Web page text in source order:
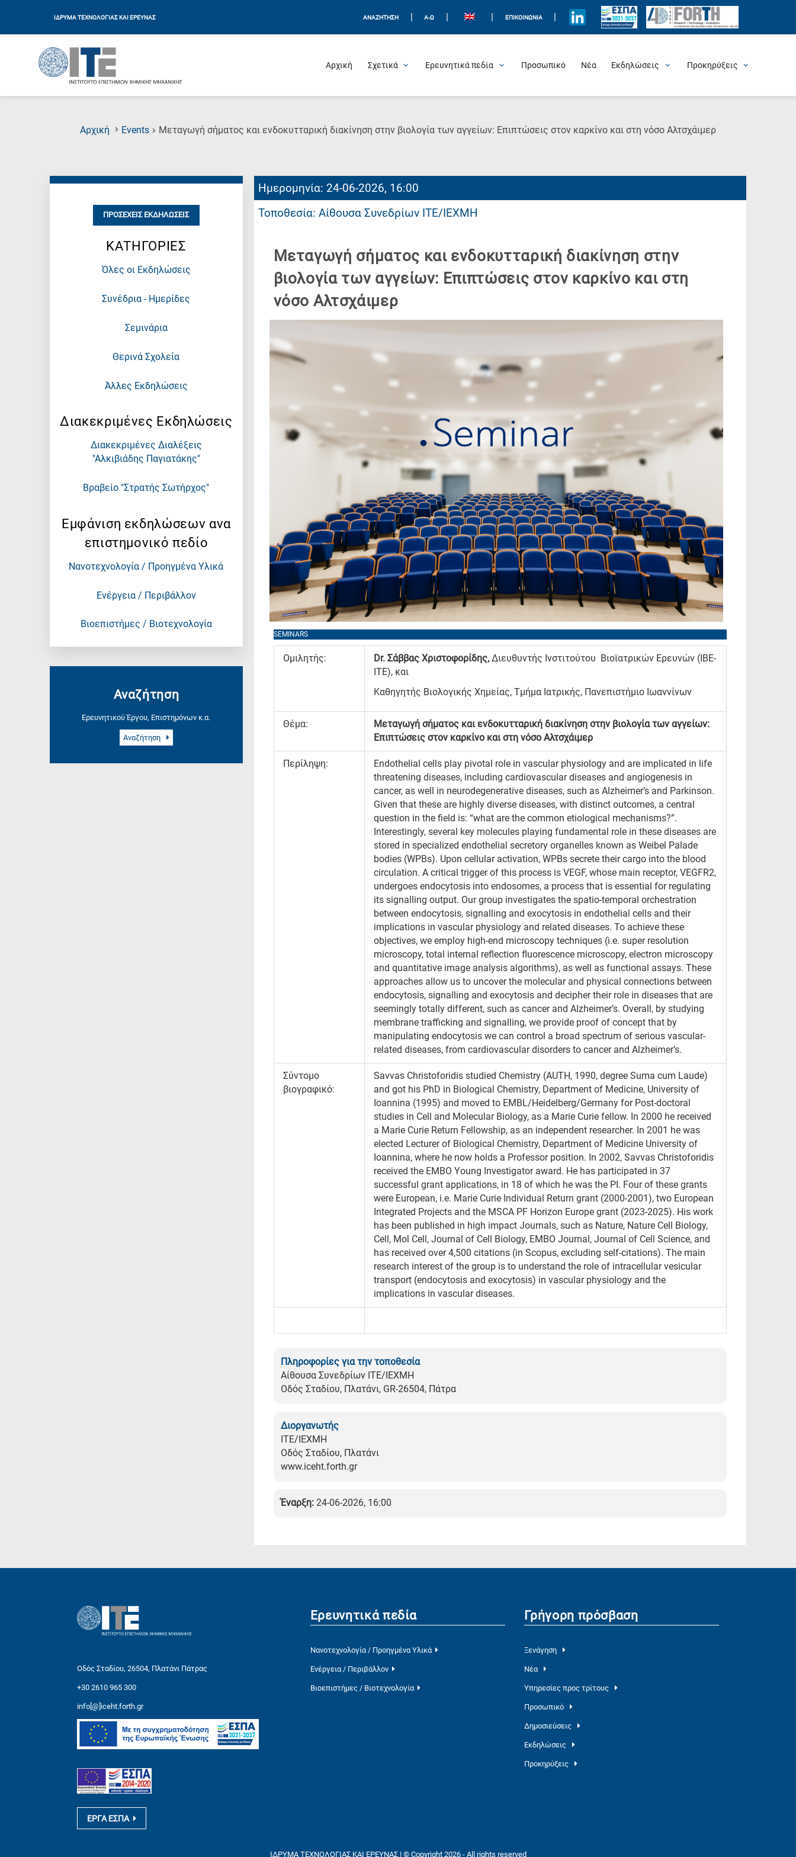
ΙΔΡΥΜΑ ΤΕΧΝΟΛΟΓΙΑΣ ΚΑΙ ΕΡΕΥΝΑΣ ΑΝΑΖΗΤΗΣΗ Α-Ω ΕΠΙΚΟΙΝΩΝΊΑ
Αρχική Σχετικά Ερευνητικά πεδία Προσωπικό Νέα Εκδηλώσεις Προκηρύξεις
Αρχική Events Μεταγωγή σήματος και ενδοκυτταρική διακίνηση στην βιολογία των αγγείων: Επιπτώσεις στον καρκίνο και στη νόσο Αλτσχάιμερ(Current
ΠΡΟΣΕΧΕΊΣ ΕΚΔΗΛΏΣΕΙΣ
ΚΑΤΗΓΟΡΙΕΣ
Όλες οι Εκδηλώσεις
Συνέδρια - Ημερίδες
Σεμινάρια
Θερινά Σχολεία
Άλλες Εκδηλώσεις
Διακεκριμένες Εκδηλώσεις
Διακεκριμένες Διαλέξεις
"Αλκιβιάδης Παγιατάκης"
Βραβείο "Στρατής Σωτήρχος"
Εμφάνιση εκδηλώσεων ανα
επιστημονικό πεδίο
Νανοτεχνολογία / Προηγμένα Υλικά
Ενέργεια / Περιβάλλον
Βιοεπιστήμες / Βιοτεχνολογία
Αναζήτηση
Ερευνητικού Έργου, Επιστημόνων κ.α.
Αναζήτηση
Ημερομηνία: 24-06-2026, 16:00
Τοποθεσία: Αίθουσα Συνεδρίων ΙΤΕ/ΙΕΧΜΗ
Μεταγωγή σήματος και ενδοκυτταρική διακίνηση στην
βιολογία των αγγείων: Επιπτώσεις στον καρκίνο και στη
νόσο Αλτσχάιμερ
SEMINARS
Ομιλητής: Dr. Σάββας Χριστοφορίδης,Διευθυντής Ινστιτούτου Βιοϊατρικών Ερευνών (ΙΒΕ-
ΙΤΕ), και
Καθηγητής Βιολογικής Χημείας, Τμήμα Ιατρικής, Πανεπιστήμιο Ιωαννίνων
Θέμα:
Μεταγωγή σήματος και ενδοκυτταρική διακίνηση στην βιολογία των αγγείων:
Επιπτώσεις στον καρκίνο και στη νόσο Αλτσχάιμερ
Περίληψη:
Endothelial cells play pivotal role in vascular physiology and are implicated in life
threatening diseases, including cardiovascular diseases and angiogenesis in
cancer, as well in neurodegenerative diseases, such as Alzheimer’s and Parkinson.
Given that these are highly diverse diseases, with distinct outcomes, a central
question in the field is: “what are the common etiological mechanisms?”.
Interestingly, several key molecules playing fundamental role in these diseases are
stored in specialized endothelial secretory organelles known as Weibel Palade
bodies (WPBs). Upon cellular activation, WPBs secrete their cargo into the blood
circulation. A critical trigger of this process is VEGF, whose main receptor, VEGFR2,
undergoes endocytosis into endosomes, a process that is essential for regulating
its signalling output. Our group investigates the spatio-temporal orchestration
between endocytosis, signalling and exocytosis in endothelial cells and their
implications in vascular physiology and related diseases. To achieve these
objectives, we employ high-end microscopy techniques (i.e. super resolution
microscopy, total internal reflection fluorescence microscopy, electron microscopy
and quantitative image analysis algorithms), as well as functional assays. These
approaches allow us to uncover the molecular and physical connections between
endocytosis, signalling and exocytosis and decipher their role in diseases that are
seemingly totally different, such as cancer and Alzheimer’s. Overall, by studying
membrane trafficking and signalling, we provide proof of concept that by
manipulating endocytosis we can control a broad spectrum of serious vascular-
related diseases, from cardiovascular disorders to cancer and Alzheimer’s.
Σύντομο
βιογραφικό:
Savvas Christoforidis studied Chemistry (AUTH, 1990, degree Suma cum Laude)
and got his PhD in Biological Chemistry, Department of Medicine, University of
Ioannina (1995) and moved to EMBL/Heidelberg/Germany for Post-doctoral
studies in Cell and Molecular Biology, as a Marie Curie fellow. In 2000 he received
a Marie Curie Return Fellowship, as an independent researcher. In 2001 he was
elected Lecturer of Biological Chemistry, Department of Medicine University of
Ioannina, where he now holds a Professor position. In 2002, Savvas Christoforidis
received the EMBO Young Investigator award. He has participated in 37
successful grant applications, in 18 of which he was the PI. Four of these grants
were European, i.e. Marie Curie Individual Return grant (2000-2001), two European
Integrated Projects and the MSCA PF Horizon Europe grant (2023-2025). His work
has been published in high impact Journals, such as Nature, Nature Cell Biology,
Cell, Mol Cell, Journal of Cell Biology, EMBO Journal, Journal of Cell Science, and
has received over 4,500 citations (in Scopus, excluding self-citations). The main
research interest of the group is to understand the role of intracellular vesicular
transport (endocytosis and exocytosis) in vascular physiology and the
implications in vascular diseases.
Πληροφορίες για την τοποθεσία
Αίθουσα Συνεδρίων ΙΤΕ/ΙΕΧΜΗ
Οδός Σταδίου, Πλατάνι, GR-26504, Πάτρα
Διοργανωτής
ΙΤΕ/ΙΕΧΜΗ
Οδός Σταδίου, Πλατάνι
www.iceht.forth.gr
Έναρξη: 24-06-2026, 16:00
Οδός Σταδίου, 26504, Πλατάνι Πάτρας
+30 2610 965 300
info[@]iceht.forth.gr
ΕΡΓΑ ΕΣΠΑ
Ερευνητικά πεδία
Νανοτεχνολογία / Προηγμένα Υλικά
Ενέργεια / Περιβάλλον
Βιοεπιστήμες / Βιοτεχνολογία
Γρήγορη πρόσβαση
Ξενάγηση
Νέα
Υπηρεσίες προς τρίτους
Προσωπικό
Δημοσιεύσεις
Εκδηλώσεις
Προκηρύξεις
ΙΔΡΥΜΑ ΤΕΧΝΟΛΟΓΙΑΣ ΚΑΙ ΕΡΕΥΝΑΣ | © Copyright 2026 - All rights reserved